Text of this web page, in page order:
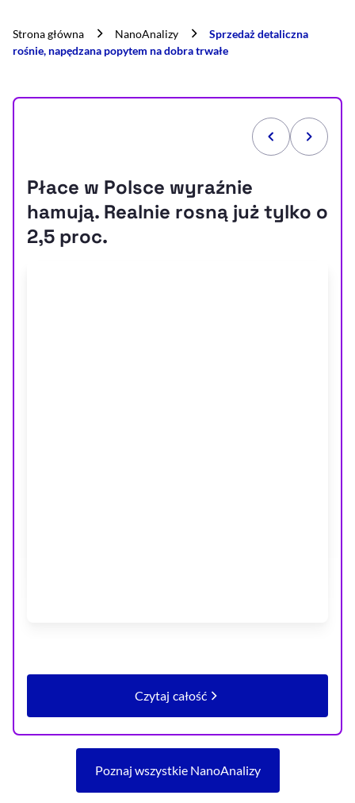
Płace w Polsce wyraźnie
hamują. Realnie rosną już tylko o
2,5 proc.
Czytaj całość
artykułu Płace w Polsce
Poznaj wszystkie NanoAnalizy
Strona główna NanoAnalizy
Sprzedaż detaliczna
rośnie, napędzana popytem na dobra trwałe